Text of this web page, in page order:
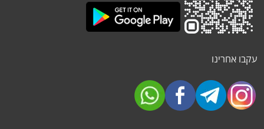
עקבו אחרינו